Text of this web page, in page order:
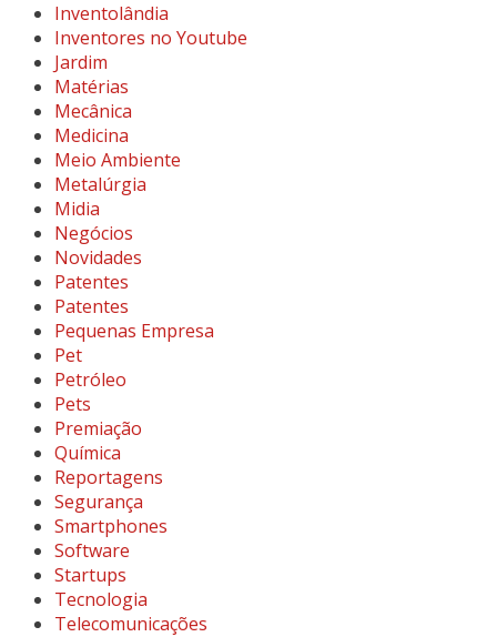
Inventolândia
Inventores no Youtube
Jardim
Matérias
Mecânica
Medicina
Meio Ambiente
Metalúrgia
Midia
Negócios
Novidades
Patentes
Patentes
Pequenas Empresa
Pet
Petróleo
Pets
Premiação
Química
Reportagens
Segurança
Smartphones
Software
Startups
Tecnologia
Telecomunicações